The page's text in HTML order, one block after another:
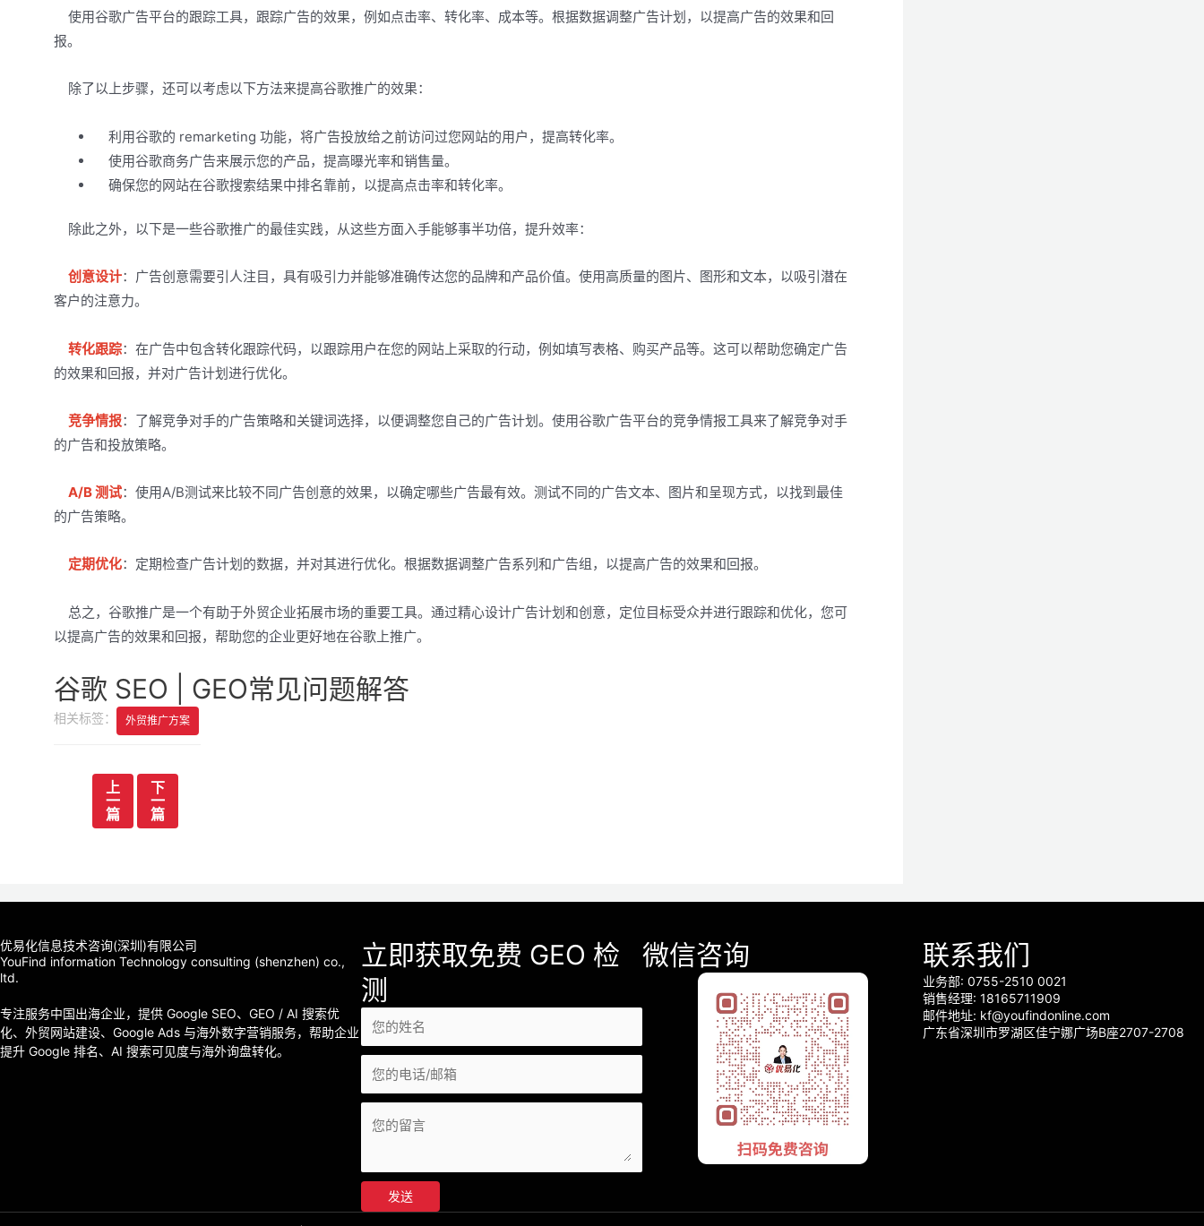
使用谷歌广告平台的跟踪工具，跟踪广告的效果，例如点击率、转化率、成本等。根据数据调整广告计划，以提高广告的效果和回
报。
除了以上步骤，还可以考虑以下方法来提高谷歌推广的效果：
利用谷歌的 remarketing 功能，将广告投放给之前访问过您网站的用户，提高转化率。
使用谷歌商务广告来展示您的产品，提高曝光率和销售量。
确保您的网站在谷歌搜索结果中排名靠前，以提高点击率和转化率。
除此之外，以下是一些谷歌推广的最佳实践，从这些方面入手能够事半功倍，提升效率：
创意设计：广告创意需要引人注目，具有吸引力并能够准确传达您的品牌和产品价值。使用高质量的图片、图形和文本，以吸引潜在
客户的注意力。
转化跟踪：在广告中包含转化跟踪代码，以跟踪用户在您的网站上采取的行动，例如填写表格、购买产品等。这可以帮助您确定广告
的效果和回报，并对广告计划进行优化。
竞争情报：了解竞争对手的广告策略和关键词选择，以便调整您自己的广告计划。使用谷歌广告平台的竞争情报工具来了解竞争对手
的广告和投放策略。
A/B 测试：使用A/B测试来比较不同广告创意的效果，以确定哪些广告最有效。测试不同的广告文本、图片和呈现方式，以找到最佳
的广告策略。
定期优化：定期检查广告计划的数据，并对其进行优化。根据数据调整广告系列和广告组，以提高广告的效果和回报。
总之，谷歌推广是一个有助于外贸企业拓展市场的重要工具。通过精心设计广告计划和创意，定位目标受众并进行跟踪和优化，您可
以提高广告的效果和回报，帮助您的企业更好地在谷歌上推广。
谷歌 SEO | GEO常见问题解答
相关标签： 外贸推广方案
上
一
篇
下
一
篇
优易化信息技术咨询(深圳)有限公司
YouFind information Technology consulting (shenzhen) co.,
ltd.
专注服务中国出海企业，提供 Google SEO、GEO / AI 搜索优
化、外贸网站建设、Google Ads 与海外数字营销服务，帮助企业
提升 Google 排名、AI 搜索可见度与海外询盘转化。
立即获取免费 GEO 检
测
发送
微信咨询 联系我们
业务部: 0755-2510 0021
销售经理: 18165711909
邮件地址: kf@youfindonline.com
广东省深圳市罗湖区佳宁娜广场B座2707-2708